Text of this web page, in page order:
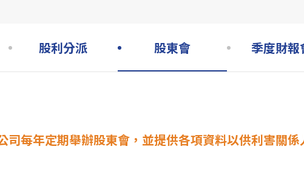
股利分派 股東會 季度財報
司每年定期舉辦股東會，並提供各項資料以供利害關係